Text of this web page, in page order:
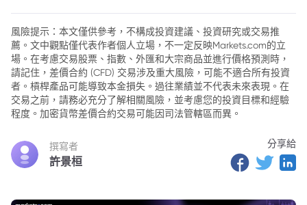
風險提示：本文僅供參考，不構成投資建議、投資研究或交易推
薦。文中觀點僅代表作者個人立場，不一定反映Markets.com的立
場。在考慮交易股票、指數、外匯和大宗商品並進行價格預測時，
請記住，差價合約 (CFD) 交易涉及重大風險，可能不適合所有投資
者。槓桿產品可能導致本金損失。過往業績並不代表未來表現。在
交易之前，請務必充分了解相關風險，並考慮您的投資目標和經驗
程度。加密貨幣差價合約交易可能因司法管轄區而異。
撰寫者
許景桓
分享給